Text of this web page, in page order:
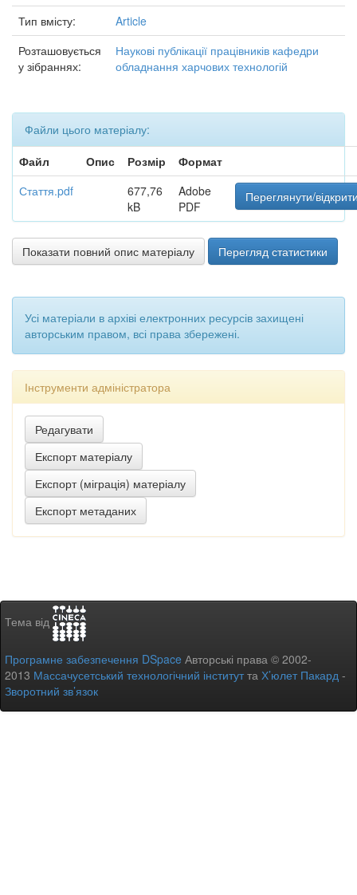
Тип вмісту:
Article
Розташовується
у зібраннях:
Наукові публікації працівників кафедри
обладнання харчових технологій
Файли цього матеріалу:
Файл
Опис Розмір
Формат
Стаття.pdf
677,76
kB
Adobe
PDF
Переглянути/
Показати повний опис матеріалу Перегляд статистики
Усі матеріали в архіві електронних ресурсів захищені
авторським правом, всі права збережені.
Інструменти адміністратора
Тема від
Програмне забезпечення DSpace Авторські права © 2002-
2013 Массачусетський технологічний інститутта Х’юлет Пакард -
Зворотний зв’язок